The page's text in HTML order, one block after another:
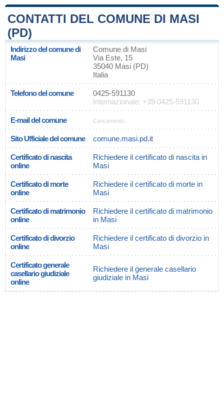
CONTATTI DEL COMUNE DI MASI
(PD)
Indirizzo del comune di
Masi
Comune di Masi
Via Este, 15
35040 Masi (PD)
Italia
Telefono del comune
0425-591130
Internazionale: +39 0425-591130
E-mail del comune Caricamento...
Sito Ufficiale del comune comune.masi.pd.it
Certificato di nascita
online
Richiedere il certificato di nascita in
Masi
Certificato di morte
online
Richiedere il certificato di morte in
Masi
Certificato di matrimonio
online
Richiedere il certificato di matrimonio
in Masi
Certificato di divorzio
online
Richiedere il certificato di divorzio in
Masi
Certificato generale
casellario giudiziale
online
Richiedere il generale casellario
giudiziale in Masi